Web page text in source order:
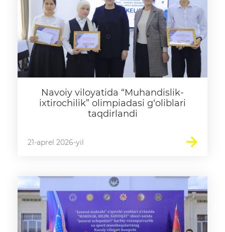
Navoiy viloyatida “Muhandislik-
ixtirochilik” olimpiadasi g‘oliblari
taqdirlandi
21-aprel 2026-yil